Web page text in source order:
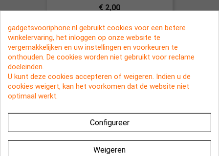
€ 2,00
gadgetsvooriphone.nl gebruikt cookies voor een betere
winkelervaring, het inloggen op onze website te
vergemakkelijken en uw instellingen en voorkeuren te
onthouden. De cookies worden niet gebruikt voor reclame
doeleinden.
U kunt deze cookies accepteren of weigeren. Indien u de
cookies weigert, kan het voorkomen dat de website niet
optimaal werkt.
Configureer
Weigeren